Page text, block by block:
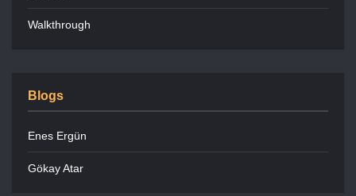
Walkthrough
Blogs
Enes Ergün
Gökay Atar